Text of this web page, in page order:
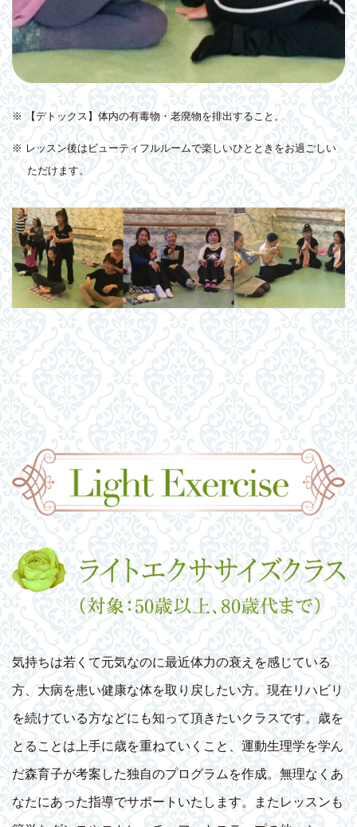
※ 【デトックス】体内の有毒物・老廃物を排出すること。
※ レッスン後はビューティフルルームで楽しいひとときをお過ごしい
ただけます。
気持ちは若くて元気なのに最近体力の衰えを感じている
方、大病を患い健康な体を取り戻したい方。現在リハビリ
を続けている方などにも知って頂きたいクラスです。歳を
とることは上手に歳を重ねていくこと、運動生理学を学ん
だ森育子が考案した独自のプログラムを作成。無理なくあ
なたにあった指導でサポートいたします。またレッスンも